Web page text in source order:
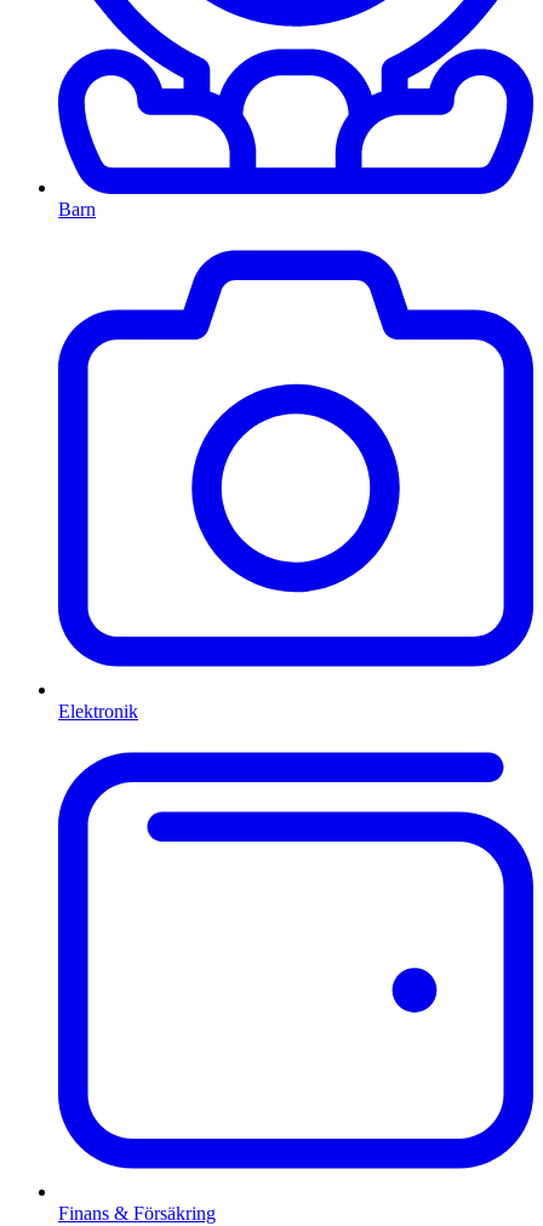
Barn
Elektronik
Finans & Försäkring